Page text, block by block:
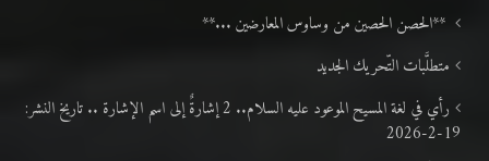
**الحصن الحصين من وساوس المعارضين ...**
متطلَّبات التّحريك الجديد
رأي في لغة المسيح الموعود عليه السلام.. 2 إشارةٌ إلى اسم الإشارة .. تاريخ النشر:
19-2-2026